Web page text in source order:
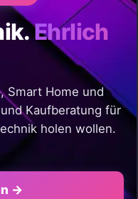
Ehrlich
Smart Home und
Kaufberatung für
holen wollen.
→